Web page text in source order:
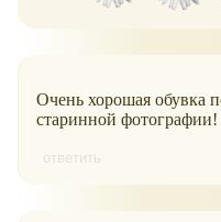
Очень хорошая обувка
старинной фотографии!
ответить